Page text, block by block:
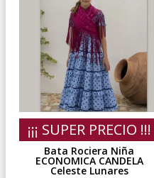
¡¡¡ SUPER PRECIO !!!
Bata Rociera Niña
ECONOMICA CANDELA
Celeste Lunares